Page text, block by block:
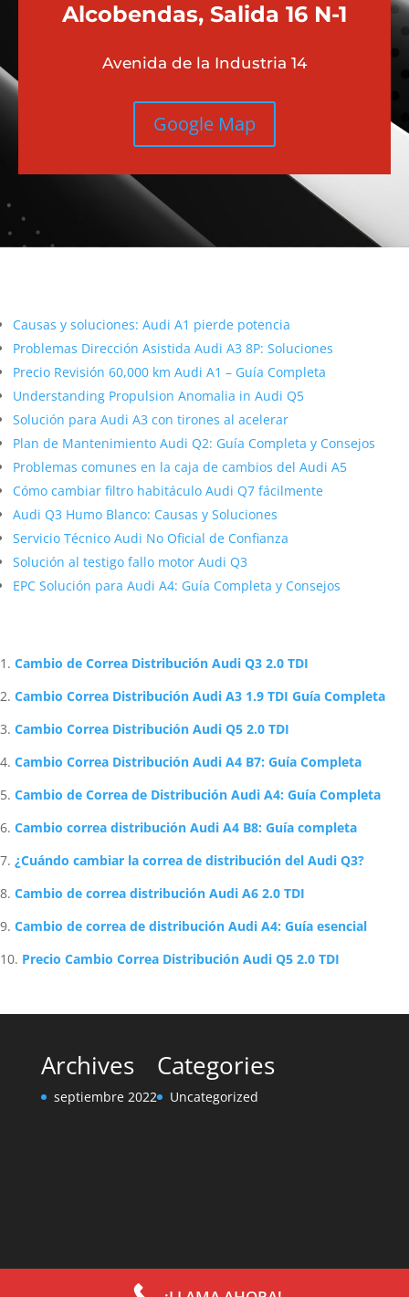
Alcobendas, Salida 16 N-1
Avenida de la Industria 14
Google Map
Causas y soluciones: Audi A1 pierde potencia
Problemas Dirección Asistida Audi A3 8P: Soluciones
Precio Revisión 60,000 km Audi A1 – Guía Completa
Understanding Propulsion Anomalia in Audi Q5
Solución para Audi A3 con tirones al acelerar
Plan de Mantenimiento Audi Q2: Guía Completa y Consejos
Problemas comunes en la caja de cambios del Audi A5
Cómo cambiar filtro habitáculo Audi Q7 fácilmente
Audi Q3 Humo Blanco: Causas y Soluciones
Servicio Técnico Audi No Oficial de Confianza
Solución al testigo fallo motor Audi Q3
EPC Solución para Audi A4: Guía Completa y Consejos
Cambio de Correa Distribución Audi Q3 2.0 TDI
Cambio Correa Distribución Audi A3 1.9 TDI Guía Completa
Cambio Correa Distribución Audi Q5 2.0 TDI
Cambio Correa Distribución Audi A4 B7: Guía Completa
Cambio de Correa de Distribución Audi A4: Guía Completa
Cambio correa distribución Audi A4 B8: Guía completa
¿Cuándo cambiar la correa de distribución del Audi Q3?
Cambio de correa distribución Audi A6 2.0 TDI
Cambio de correa de distribución Audi A4: Guía esencial
Precio Cambio Correa Distribución Audi Q5 2.0 TDI
Archives
septiembre 2022
Categories
Uncategorized